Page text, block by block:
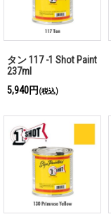
タン 117 -1 Shot Paint
237ml
5,940円 (税込)